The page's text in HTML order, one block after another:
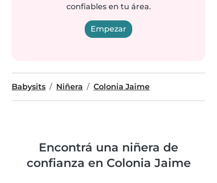
confiables en tu área.
Empezar
Babysits Niñera Colonia Jaime
Encontrá una niñera de
confianza en Colonia Jaime